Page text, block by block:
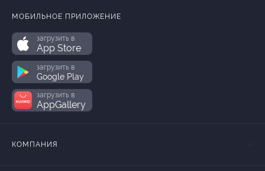
МОБИЛЬНОЕ ПРИЛОЖЕНИЕ
загрузить в
App Store
загрузить в
Google Play
загрузить в
AppGallery
КОМПАНИЯ